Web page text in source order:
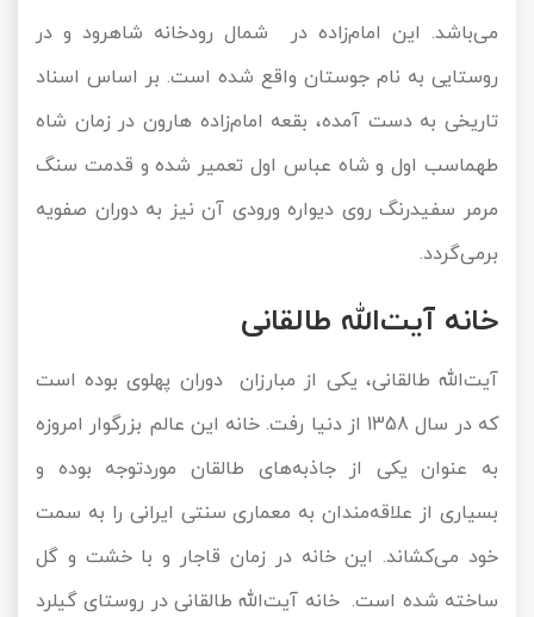
می‌باشد. این امام‌زاده در شمال رودخانه شاهرود و در
روستایی به نام جوستان واقع شده است. بر اساس اسناد
تاریخی به دست آمده، بقعه امام‌زاده هارون در زمان شاه
طهماسب اول و شاه عباس اول تعمیر شده و قدمت سنگ
مرمر سفیدرنگ روی دیواره ورودی آن نیز به دوران صفویه
برمی‌گردد.
خانه آیت‌الله طالقانی
آیت‌الله طالقانی، یکی از مبارزان دوران پهلوی بوده است
که در سال 1358 از دنیا رفت. خانه این عالم بزرگوار امروزه
به عنوان یکی از جاذبه‌های طالقان موردتوجه بوده و
بسیاری از علاقه‌مندان به معماری سنتی ایرانی را به سمت
خود می‌کشاند. این خانه در زمان قاجار و با خشت و گل
ساخته شده است. خانه آیت‌الله طالقانی در روستای گیلرد